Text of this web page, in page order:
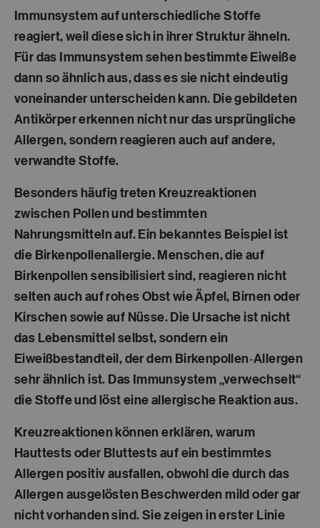
Immunsystem auf unterschiedliche Stoffe
reagiert, weil diese sich in ihrer Struktur ähneln.
Für das Immunsystem sehen bestimmte Eiweiße
dann so ähnlich aus, dass es sie nicht eindeutig
voneinander unterscheiden kann. Die gebildeten
Antikörper erkennen nicht nur das ursprüngliche
Allergen, sondern reagieren auch auf andere,
verwandte Stoffe.
Besonders häufig treten Kreuzreaktionen
zwischen Pollen und bestimmten
Nahrungsmitteln auf. Ein bekanntes Beispiel ist
die Birkenpollenallergie. Menschen, die auf
Birkenpollen sensibilisiert sind, reagieren nicht
selten auch auf rohes Obst wie Äpfel, Birnen oder
Kirschen sowie auf Nüsse. Die Ursache ist nicht
das Lebensmittel selbst, sondern ein
Eiweißbestandteil, der dem Birkenpollen‑Allergen
sehr ähnlich ist. Das Immunsystem „verwechselt“
die Stoffe und löst eine allergische Reaktion aus.
Kreuzreaktionen können erklären, warum
Hauttests oder Bluttests auf ein bestimmtes
Allergen positiv ausfallen, obwohl die durch das
Allergen ausgelösten Beschwerden mild oder gar
nicht vorhanden sind. Sie zeigen in erster Linie